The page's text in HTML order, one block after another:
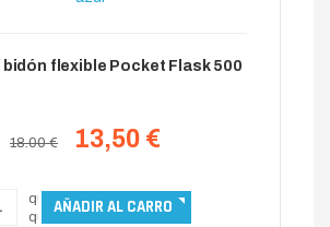
bidón flexible Pocket Flask 500
18.00 € 13,50 €